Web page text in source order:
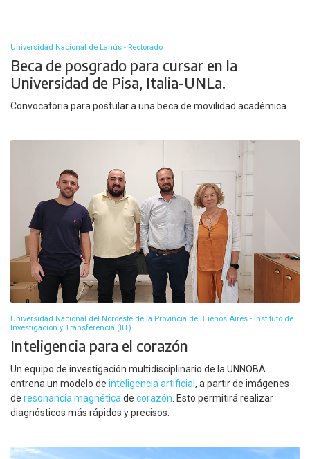
Universidad Nacional de Lanús - Rectorado
Beca de posgrado para cursar en la
Universidad de Pisa, Italia-UNLa.
Convocatoria para postular a una beca de movilidad académica
Universidad Nacional del Noroeste de la Provincia de Buenos Aires - Instituto de
Investigación y Transferencia (IIT)
Inteligencia para el corazón
Un equipo de investigación multidisciplinario de la UNNOBA
entrena un modelo de inteligencia artificial , a partir de imágenes
de resonancia magnética de corazón . Esto permitirá realizar
diagnósticos más rápidos y precisos.